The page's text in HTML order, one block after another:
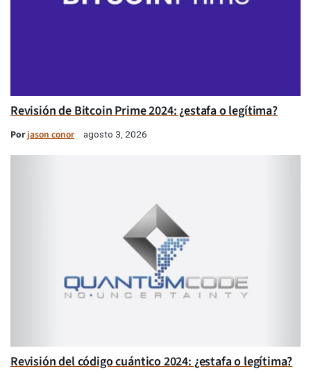
Revisión de Bitcoin Prime 2024: ¿estafa o legítima?
Porjason conor agosto 3, 2026
Revisión del código cuántico 2024: ¿estafa o legítima?